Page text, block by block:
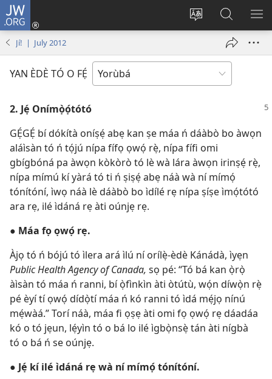
JW.ORG
Yí
pa
Wọlé
(opens
Wa
JW.ORG
Jí! | July 2012
YAN ÈDÈ TÓ O FẸ́
2. Jẹ́ Onímọ̀ọ́tótó
GẸ́GẸ́ bí dókítà oníṣẹ́ abẹ kan ṣe máa ń dáàbò bo àwọn
aláìsàn tó ń tọ́jú nípa fífọ ọwọ́ rẹ̀, nípa fífi omi
gbígbóná pa àwọn kòkòrò tó lè wà lára àwọn irinṣẹ́ rẹ̀,
nípa mímú kí yàrá tó ti ń ṣiṣẹ́ abẹ náà wà ní mímọ́
tónítóní, ìwọ náà lè dáàbò bo ìdílé rẹ nípa ṣíṣe ìmọ́tótó
ara rẹ, ilé ìdáná rẹ àti oúnjẹ rẹ.
● Máa fọ ọwọ́ rẹ.
Àjọ tó ń bójú tó ìlera ará ìlú ní orílẹ̀-èdè Kánádà, ìyẹn
Public Health Agency of Canada, sọ pé: “Tó bá kan ọ̀rọ̀
àìsàn tó máa ń ranni, bí ọ̀fìnkìn àti òtútù, wọ́n díwọ̀n rẹ̀
pé èyí tí ọwọ́ dídọ̀tí máa ń kó ranni tó ìdá mẹ́jọ nínú
mẹ́wàá.” Torí náà, máa fi ọṣẹ àti omi fọ ọwọ́ rẹ dáadáa
kó o tó jẹun, lẹ́yìn tó o bá lo ilé ìgbọ̀nsẹ̀ tán àti nígbà
tó o bá ń se oúnjẹ.
● Jẹ́ kí ilé ìdáná rẹ wà ní mímọ́ tónítóní.